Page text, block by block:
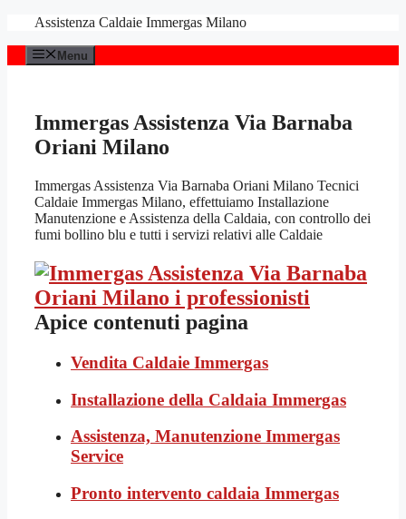
contenuto
Assistenza Caldaie Immergas Milano
Menu
Immergas Assistenza Via Barnaba
Oriani Milano
Immergas Assistenza Via Barnaba Oriani Milano Tecnici
Caldaie Immergas Milano, effettuiamo Installazione
Manutenzione e Assistenza della Caldaia, con controllo dei
fumi bollino blu e tutti i servizi relativi alle Caldaie
Apice contenuti pagina
Vendita Caldaie Immergas
Installazione della Caldaia Immergas
Assistenza, Manutenzione Immergas
Service
Pronto intervento caldaia Immergas